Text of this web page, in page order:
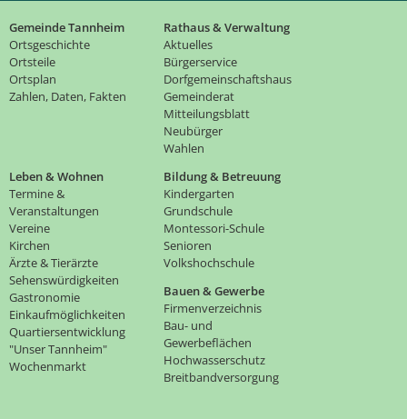
Gemeinde Tannheim
Ortsgeschichte
Ortsteile
Ortsplan
Zahlen, Daten, Fakten
Rathaus & Verwaltung
Aktuelles
Bürgerservice
Dorfgemeinschaftshaus
Gemeinderat
Mitteilungsblatt
Neubürger
Wahlen
Leben & Wohnen
Termine &
Veranstaltungen
Vereine
Kirchen
Ärzte & Tierärzte
Sehenswürdigkeiten
Gastronomie
Einkaufmöglichkeiten
Quartiersentwicklung
"Unser Tannheim"
Wochenmarkt
Bildung & Betreuung
Kindergarten
Grundschule
Montessori-Schule
Senioren
Volkshochschule
Bauen & Gewerbe
Firmenverzeichnis
Bau- und
Gewerbeflächen
Hochwasserschutz
Breitbandversorgung